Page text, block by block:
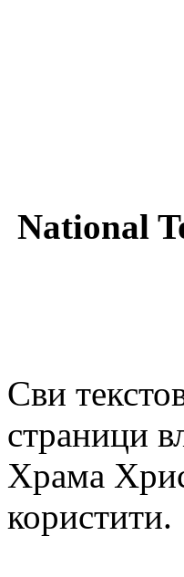
National
Сви
страници
Храма
користити.